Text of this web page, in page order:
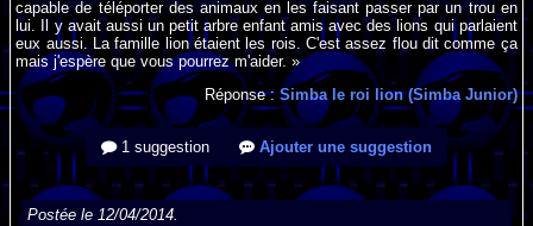
capable de téléporter des animaux en les faisant passer par un trou en
lui. Il y avait aussi un petit arbre enfant amis avec des lions qui parlaient
eux aussi. La famille lion étaient les rois. C'est assez flou dit comme ça
mais j'espère que vous pourrez m'aider. »
Réponse :Simba le roi lion (Simba Junior)
1 suggestion Ajouter une suggestion
Postée le 12/04/2014.